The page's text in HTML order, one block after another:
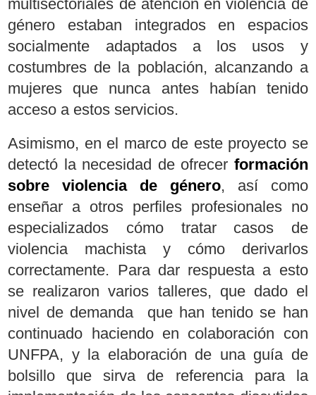
multisectoriales de atención en violencia de
género estaban integrados en espacios
socialmente adaptados a los usos y
costumbres de la población, alcanzando a
mujeres que nunca antes habían tenido
acceso a estos servicios.
Asimismo, en el marco de este proyecto se
detectó la necesidad de ofrecer formación
sobre violencia de género, así como
enseñar a otros perfiles profesionales no
especializados cómo tratar casos de
violencia machista y cómo derivarlos
correctamente. Para dar respuesta a esto
se realizaron varios talleres, que dado el
nivel de demanda que han tenido se han
continuado haciendo en colaboración con
UNFPA, y la elaboración de una guía de
bolsillo que sirva de referencia para la